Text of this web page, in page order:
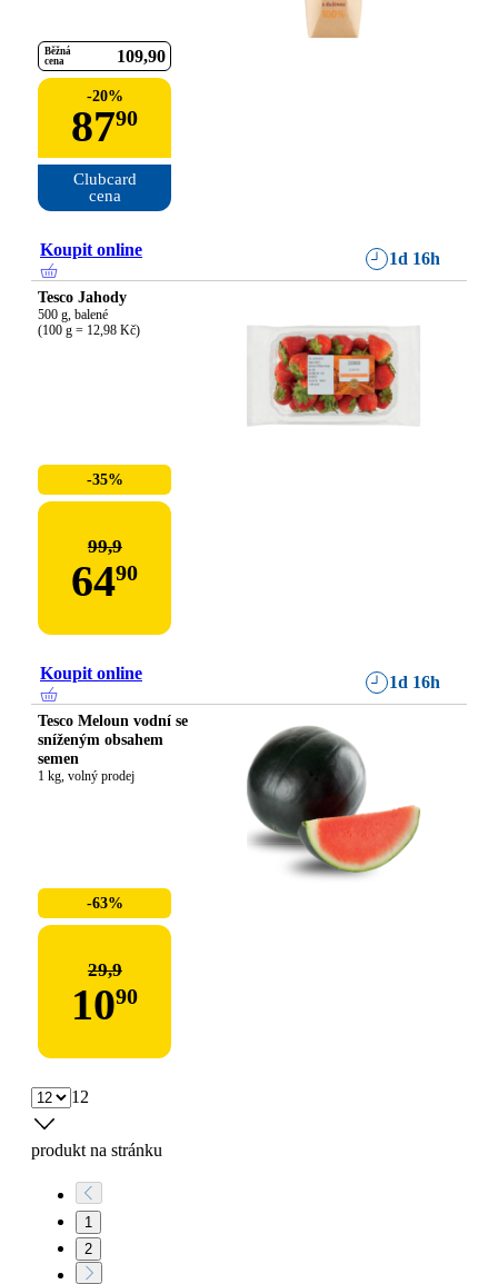
Běžná
cena
109 90
-20%
8790
Clubcard
cena
Koupit online 1d 16h
Tesco Jahody
500 g, balené
(100 g = 12,98 Kč)
-35%
99,9
6490
Koupit online 1d 16h
Tesco Meloun vodní se
sníženým obsahem
semen
1 kg, volný prodej
-63%
29,9
1090
12
produkt na stránku
1
2